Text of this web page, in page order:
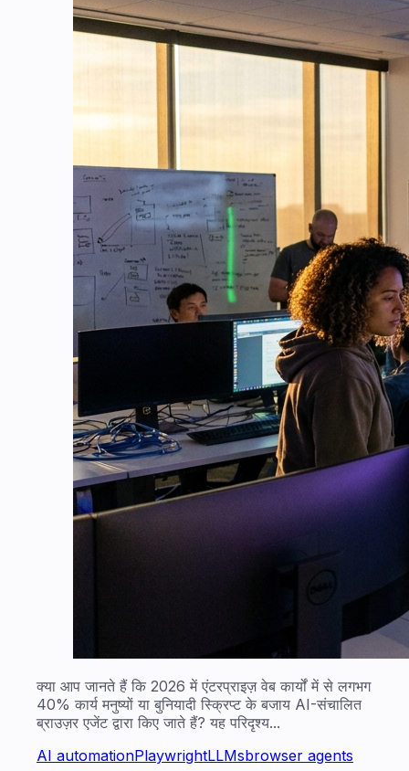
क्या आप जानते हैं कि 2026 में एंटरप्राइज़ वेब कार्यों में से लगभग
40% कार्य मनुष्यों या बुनियादी स्क्रिप्ट के बजाय AI-संचालित
ब्राउज़र एजेंट द्वारा किए जाते हैं? यह परिदृश्य...
AI automationPlaywrightLLMsbrowser agents